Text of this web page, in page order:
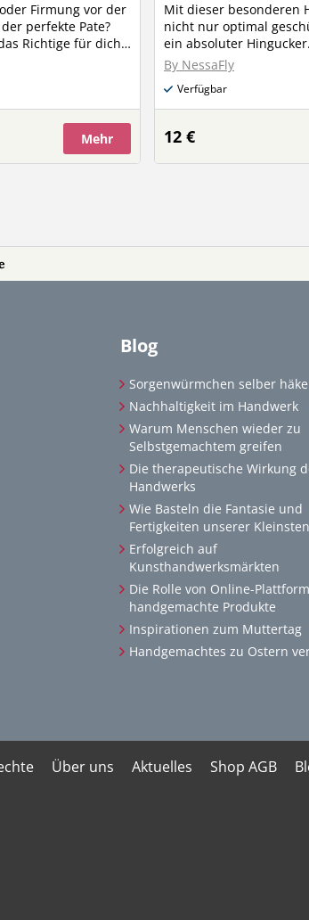
Firmung vor der
perfekte Pate?
Richtige für dich!
Drehscheibe im
x 9 cm ist eine
um jemanden
du
mein Patenonkel
– originell,
Sag es doch
Mehr
Mit dieser besonderen
nicht nur optimal
ein absoluter Hingucker. Highlights: 🌸
genäht wie ein
Durchblättern gut möglich 🌸
praktischem Einsteckfach für
verschließbar mittels
passend für einen
Kind-Pass 🌸 100 %
bei 30 Grad
By NessaFly
Verfügbar
12 €
Blog
Sorgenwürmchen selber
Nachhaltigkeit im Handwerk
Warum Menschen wieder zu
Selbstgemachtem greifen
Die therapeutische Wirkung
Handwerks
Wie Basteln die Fantasie und
Fertigkeiten unserer
Erfolgreich auf
Kunsthandwerksmärkten
Die Rolle von Online-
handgemachte Produkte
Inspirationen zum Muttertag
Handgemachtes zu Ostern
Über uns Aktuelles Shop AGB